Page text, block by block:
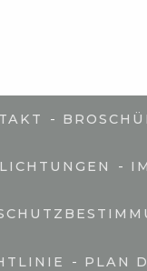
-
-
- PLAN